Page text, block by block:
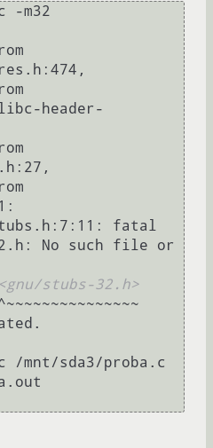
-m32
header-
fatal
No such file or
stubs-32.h>
/mnt/sda3/proba.c